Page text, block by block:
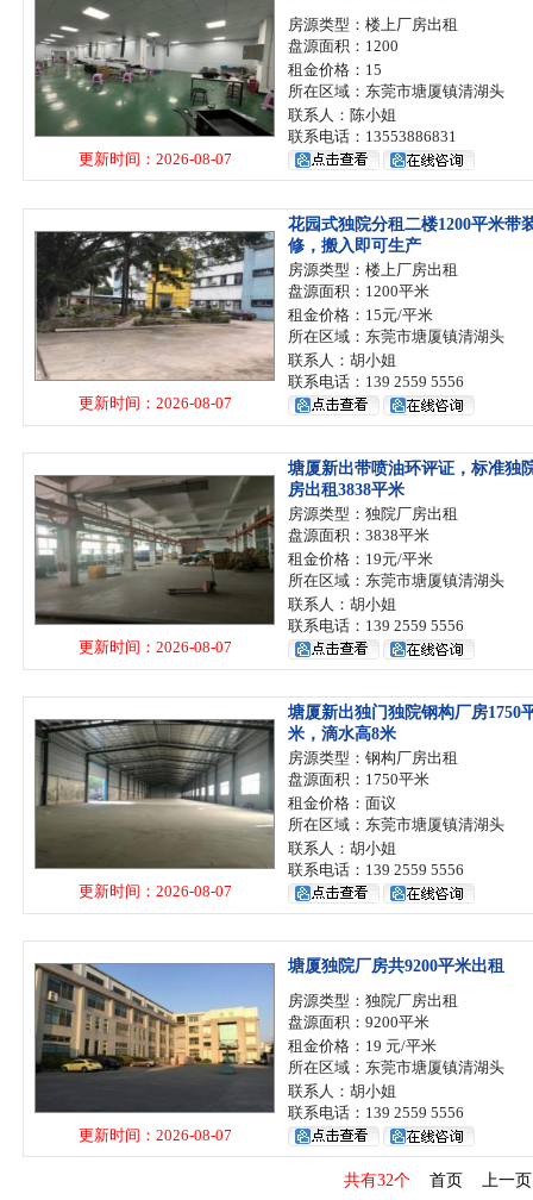
更新时间：2026-08-07
房源类型：楼上厂房出租
盘源面积：1200
租金价格：15
所在区域：东莞市塘厦镇清湖头
联系人：陈小姐
联系电话：13553886831
更新时间：2026-08-07
花园式独院分租二楼1200平米带
修，搬入即可生产
房源类型：楼上厂房出租
盘源面积：1200平米
租金价格：15元/平米
所在区域：东莞市塘厦镇清湖头
联系人：胡小姐
联系电话：139 2559 5556
更新时间：2026-08-07
塘厦新出带喷油环评证，标准独
房出租3838平米
房源类型：独院厂房出租
盘源面积：3838平米
租金价格：19元/平米
所在区域：东莞市塘厦镇清湖头
联系人：胡小姐
联系电话：139 2559 5556
更新时间：2026-08-07
塘厦新出独门独院钢构厂房1750
米，滴水高8米
房源类型：钢构厂房出租
盘源面积：1750平米
租金价格：面议
所在区域：东莞市塘厦镇清湖头
联系人：胡小姐
联系电话：139 2559 5556
更新时间：2026-08-07
塘厦独院厂房共9200平米出租
房源类型：独院厂房出租
盘源面积：9200平米
租金价格：19 元/平米
所在区域：东莞市塘厦镇清湖头
联系人：胡小姐
联系电话：139 2559 5556
共有32个 首页 上一页